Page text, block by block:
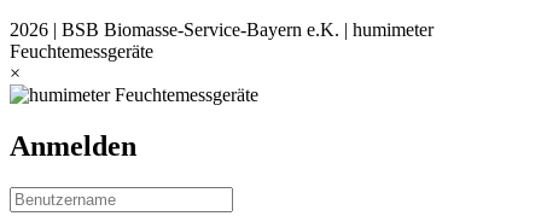
2026 | BSB Biomasse-Service-Bayern e.K. | humimeter
Feuchtemessgeräte
×
Anmelden